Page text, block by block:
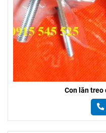
Con lăn treo